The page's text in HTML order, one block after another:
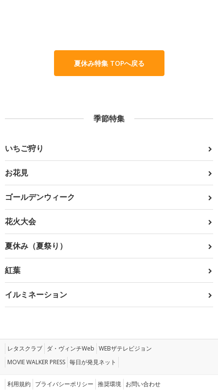
夏休み特集 TOPへ戻る
季節特集
いちご狩り
お花見
ゴールデンウィーク
花火大会
夏休み（夏祭り）
紅葉
イルミネーション
レタスクラブ ダ・ヴィンチWeb WEBザテレビジョン
MOVIE WALKER PRESS 毎日が発見ネット
利用規約 プライバシーポリシー 推奨環境 お問い合わせ